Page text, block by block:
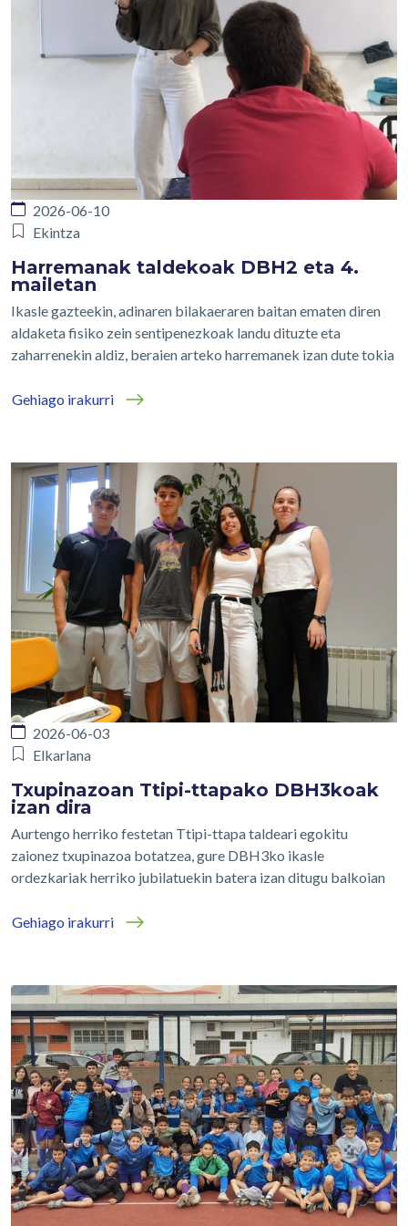
2026-06-10
Ekintza
Harremanak taldekoak DBH2 eta 4.
mailetan
Ikasle gazteekin, adinaren bilakaeraren baitan ematen diren
aldaketa fisiko zein sentipenezkoak landu dituzte eta
zaharrenekin aldiz, beraien arteko harremanek izan dute tokia
Gehiago irakurri
2026-06-03
Elkarlana
Txupinazoan Ttipi-ttapako DBH3koak
izan dira
Aurtengo herriko festetan Ttipi-ttapa taldeari egokitu
zaionez txupinazoa botatzea, gure DBH3ko ikasle
ordezkariak herriko jubilatuekin batera izan ditugu balkoian
Gehiago irakurri